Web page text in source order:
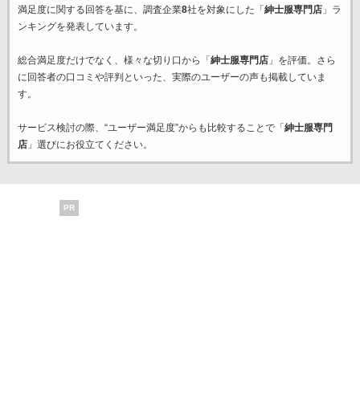
満足度に関する回答を基に、調査企業8社を対象にした「 紳士服専門店」ラ
ンキングを発表しています。
総合満足度だけでなく、様々な切り口から「 紳士服専門店」を評価。さら
に回答者の口コミや評判といった、実際のユーザーの声も掲載していま
す。
サービス検討の際、“ユーザー満足度”からも比較することで「 紳士服専門
店」選びにお役立てください。
PR